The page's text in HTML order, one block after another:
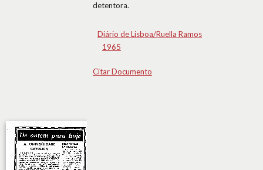
detentora.
Diário de Lisboa/Ruella Ramos
1965
Citar Documento